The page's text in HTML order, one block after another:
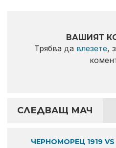
ВАШИЯТ
Трябва да влезете,
СЛЕДВАЩ МАЧ
ЧЕРНОМОРЕЦ 1919